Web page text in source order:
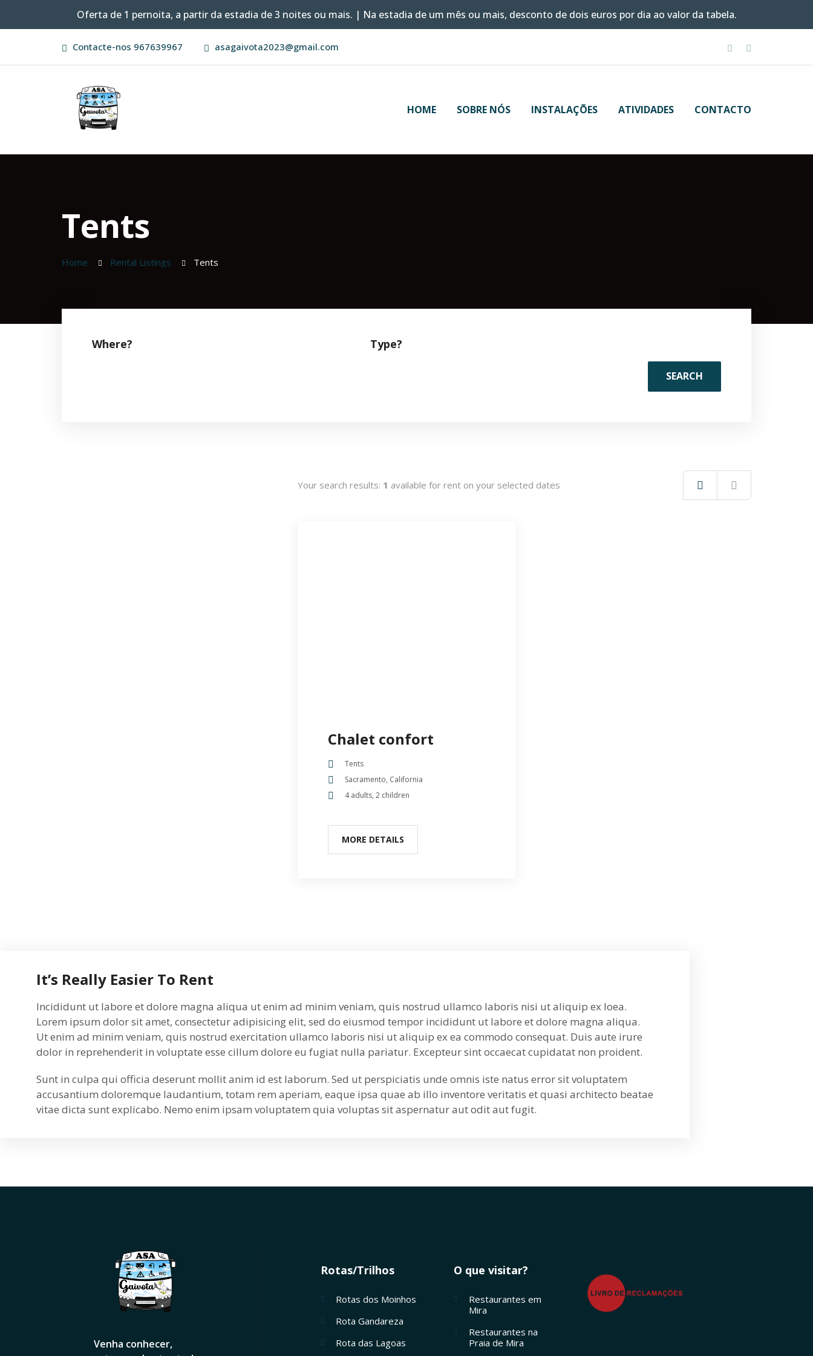
Oferta de 1 pernoita, a partir da estadia de 3 noites ou mais. | Na estadia de um mês ou mais, desconto de dois euros por dia ao valor da tabela.
Contacte-nos 967639967 asagaivota2023@gmail.com
HOME SOBRE NÓS INSTALAÇÕES ATIVIDADES CONTACTO
Tents
Home Rental Listings Tents
Where? Type?
SEARCH
Your search results: 1 available for rent on your selected dates
Chalet confort
Tents
Sacramento, California
4 adults, 2 children
MORE DETAILS
It’s Really Easier To Rent
Incididunt ut labore et dolore magna aliqua ut enim ad minim veniam, quis nostrud ullamco laboris nisi ut aliquip ex loea.
Lorem ipsum dolor sit amet, consectetur adipisicing elit, sed do eiusmod tempor incididunt ut labore et dolore magna aliqua.
Ut enim ad minim veniam, quis nostrud exercitation ullamco laboris nisi ut aliquip ex ea commodo consequat. Duis aute irure
dolor in reprehenderit in voluptate esse cillum dolore eu fugiat nulla pariatur. Excepteur sint occaecat cupidatat non proident.
Sunt in culpa qui officia deserunt mollit anim id est laborum. Sed ut perspiciatis unde omnis iste natus error sit voluptatem
accusantium doloremque laudantium, totam rem aperiam, eaque ipsa quae ab illo inventore veritatis et quasi architecto beatae
vitae dicta sunt explicabo. Nemo enim ipsam voluptatem quia voluptas sit aspernatur aut odit aut fugit.
Venha conhecer,
Rotas/Trilhos
Rotas dos Moinhos
Rota Gandareza
Rota das Lagoas
O que visitar?
Restaurantes em
Mira
Restaurantes na
Praia de Mira